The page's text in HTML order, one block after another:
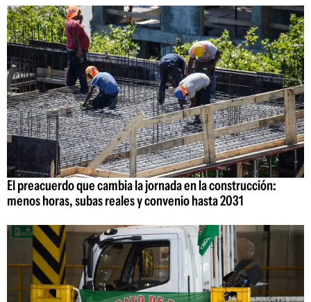
El preacuerdo que cambia la jornada en la construcción:
menos horas, subas reales y convenio hasta 2031